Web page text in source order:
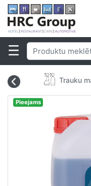
Trauku
Pieejams